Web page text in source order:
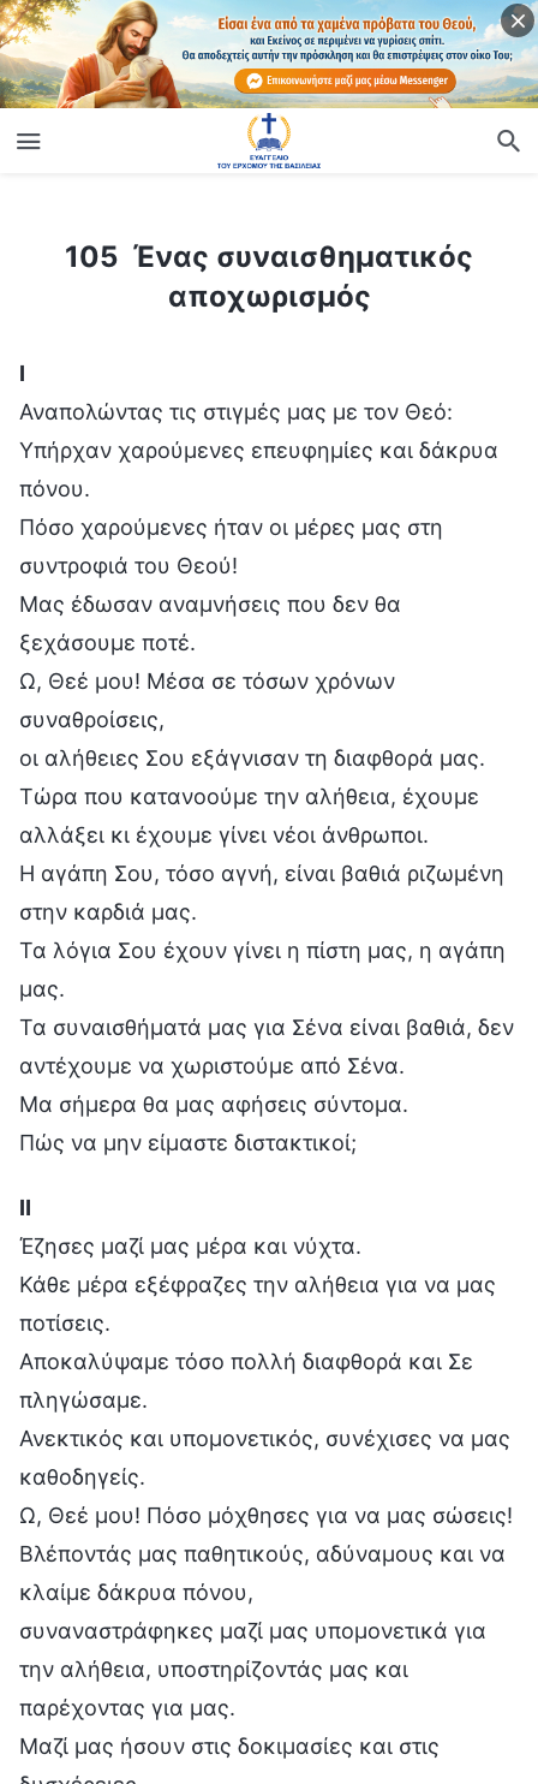
105 Ένας συναισθηματικός αποχωρισμός
105 Ένας συναισθηματικός
αποχωρισμός
Ⅰ
Αναπολώντας τις στιγμές μας με τον Θεό:
Υπήρχαν χαρούμενες επευφημίες και δάκρυα
πόνου.
Πόσο χαρούμενες ήταν οι μέρες μας στη
συντροφιά του Θεού!
Μας έδωσαν αναμνήσεις που δεν θα
ξεχάσουμε ποτέ.
Ω, Θεέ μου! Μέσα σε τόσων χρόνων
συναθροίσεις,
οι αλήθειες Σου εξάγνισαν τη διαφθορά μας.
Τώρα που κατανοούμε την αλήθεια, έχουμε
αλλάξει κι έχουμε γίνει νέοι άνθρωποι.
Η αγάπη Σου, τόσο αγνή, είναι βαθιά ριζωμένη
στην καρδιά μας.
Τα λόγια Σου έχουν γίνει η πίστη μας, η αγάπη
μας.
Τα συναισθήματά μας για Σένα είναι βαθιά, δεν
αντέχουμε να χωριστούμε από Σένα.
Μα σήμερα θα μας αφήσεις σύντομα.
Πώς να μην είμαστε διστακτικοί;
Ⅱ
Έζησες μαζί μας μέρα και νύχτα.
Κάθε μέρα εξέφραζες την αλήθεια για να μας
ποτίσεις.
Αποκαλύψαμε τόσο πολλή διαφθορά και Σε
πληγώσαμε.
Ανεκτικός και υπομονετικός, συνέχισες να μας
καθοδηγείς.
Ω, Θεέ μου! Πόσο μόχθησες για να μας σώσεις!
Βλέποντάς μας παθητικούς, αδύναμους και να
κλαίμε δάκρυα πόνου,
συναναστράφηκες μαζί μας υπομονετικά για
την αλήθεια, υποστηρίζοντάς μας και
παρέχοντας για μας.
Μαζί μας ήσουν στις δοκιμασίες και στις